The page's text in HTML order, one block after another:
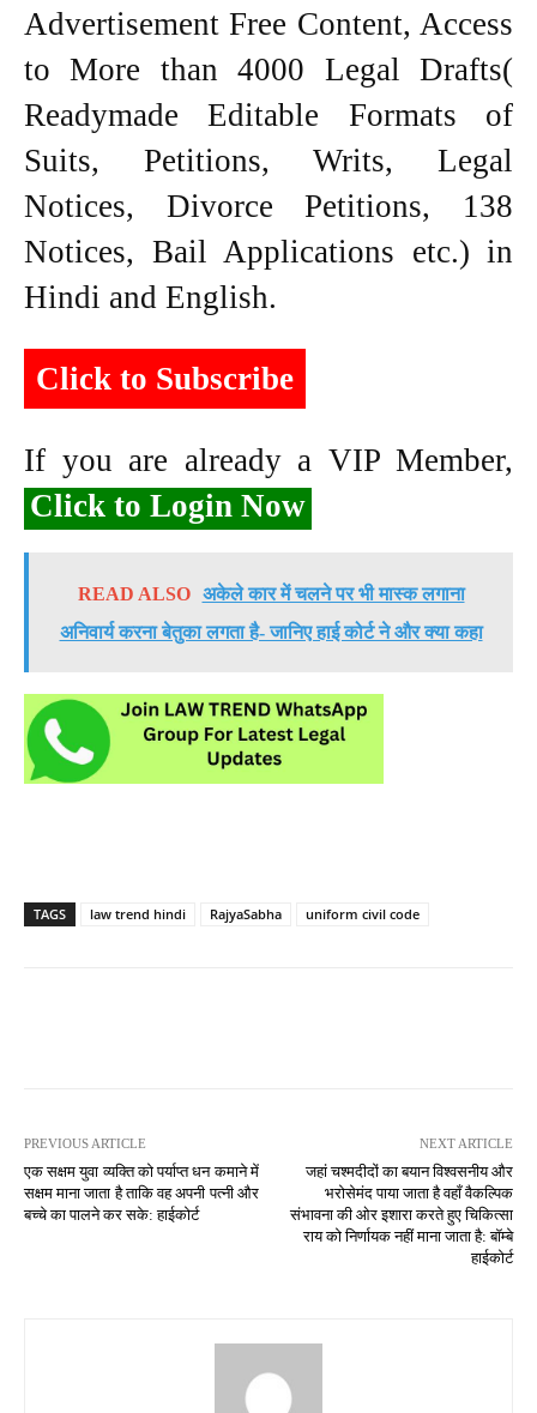
Advertisement Free Content, Access
to More than 4000 Legal Drafts(
Readymade Editable Formats of
Suits, Petitions, Writs, Legal
Notices, Divorce Petitions, 138
Notices, Bail Applications etc.) in
Hindi and English.
Click to Subscribe
If you are already a VIP Member,
Click to Login Now
READ ALSO
अकेले कार में चलने पर भी मास्क लगाना
अनिवार्य करना बेतुका लगता है- जानिए हाई कोर्ट ने और क्या कहा
TAGS law trend hindi RajyaSabha uniform civil code
PREVIOUS ARTICLE
एक सक्षम युवा व्यक्ति को पर्याप्त धन कमाने में
सक्षम माना जाता है ताकि वह अपनी पत्नी और
बच्चे का पालने कर सके: हाईकोर्ट
NEXT ARTICLE
जहां चश्मदीदों का बयान विश्वसनीय और
भरोसेमंद पाया जाता है वहाँ वैकल्पिक
संभावना की ओर इशारा करते हुए चिकित्सा
राय को निर्णायक नहीं माना जाता है: बॉम्बे
हाईकोर्ट